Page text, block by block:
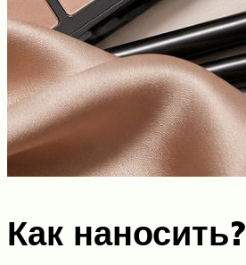
Как наносить?